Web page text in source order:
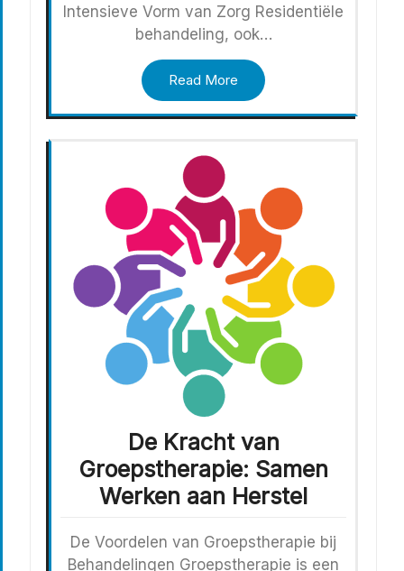
Intensieve Vorm van Zorg Residentiële
behandeling, ook…
Read More
De Kracht van
Groepstherapie: Samen
Werken aan Herstel
De Voordelen van Groepstherapie bij
Behandelingen Groepstherapie is een